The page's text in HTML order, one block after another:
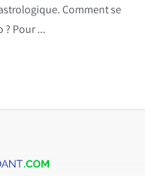
Comment se
? Pour ...